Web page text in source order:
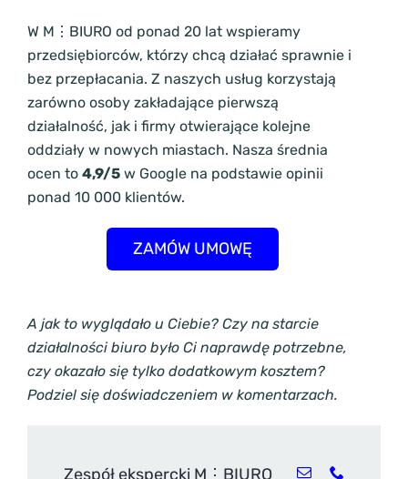
W M⋮BIURO od ponad 20 lat wspieramy
przedsiębiorców, którzy chcą działać sprawnie i
bez przepłacania. Z naszych usług korzystają
zarówno osoby zakładające pierwszą
działalność, jak i firmy otwierające kolejne
oddziały w nowych miastach. Nasza średnia
ocen to 4,9/5w Google na podstawie opinii
ponad 10 000 klientów.
ZAMÓW UMOWĘ
A jak to wyglądało u Ciebie? Czy na starcie
działalności biuro było Ci naprawdę potrzebne,
czy okazało się tylko dodatkowym kosztem?
Podziel się doświadczeniem w komentarzach.
Zespół ekspercki M⋮BIURO